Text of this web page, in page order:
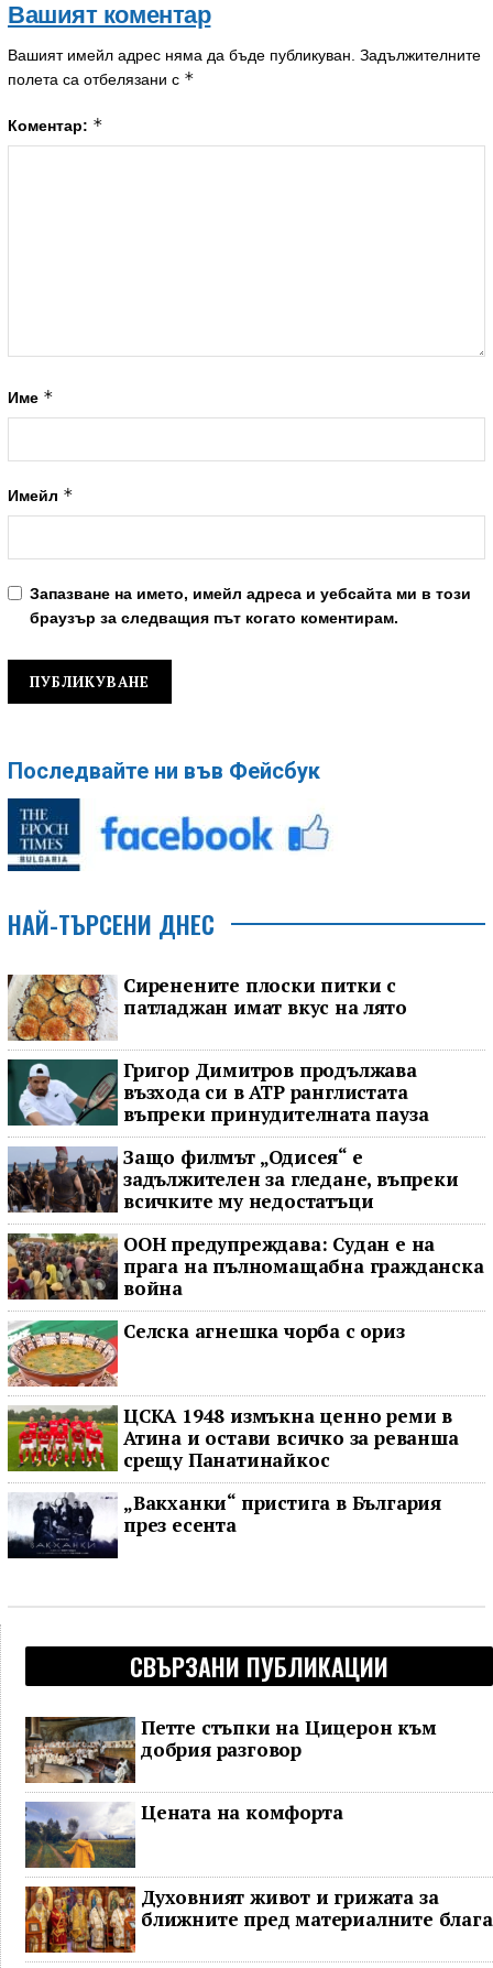
Вашият коментар
Вашият имейл адрес няма да бъде публикуван. Задължителните
полета са отбелязани с *
Коментар: *
Име *
Имейл *
Запазване на името, имейл адреса и уебсайта ми в този
браузър за следващия път когато коментирам.
Последвайте ни във Фейсбук
НАЙ-ТЪРСЕНИ ДНЕС
Сиренените плоски питки с
патладжан имат вкус на лято
Григор Димитров продължава
възхода си в ATP ранглистата
въпреки принудителната пауза
Защо филмът „Одисея“ е
задължителен за гледане, въпреки
всичките му недостатъци
ООН предупреждава: Судан е на
прага на пълномащабна гражданска
война
Селска агнешка чорба с ориз
ЦСКА 1948 измъкна ценно реми в
Атина и остави всичко за реванша
срещу Панатинайкос
„Вакханки“ пристига в България
през есента
СВЪРЗАНИ ПУБЛИКАЦИИ
Петте стъпки на Цицерон към
добрия разговор
Цената на комфорта
Духовният живот и грижата за
ближните пред материалните блага